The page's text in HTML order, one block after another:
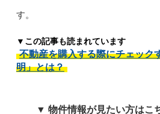
す。
▼この記事も読まれています
不動産を購入する際にチェック
明」とは？
▼ 物件情報が見たい方はこ